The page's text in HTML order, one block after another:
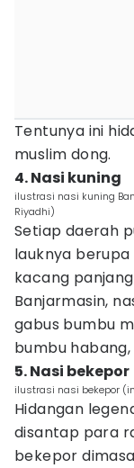
Tentunya ini
muslim dong.
4. Nasi kuning
ilustrasi nasi kuning
Riyadhi)
Setiap daerah
lauknya
kacang
Banjarmasin,
gabus bumbu
bumbu
5. Nasi bekepor
ilustrasi nasi bekepor
Hidangan
disantap para
bekepor